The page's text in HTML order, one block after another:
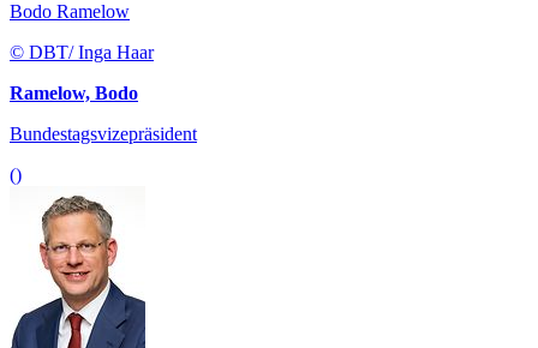
Bodo Ramelow
© DBT/ Inga Haar
Ramelow, Bodo
Bundestagsvizepräsident
()